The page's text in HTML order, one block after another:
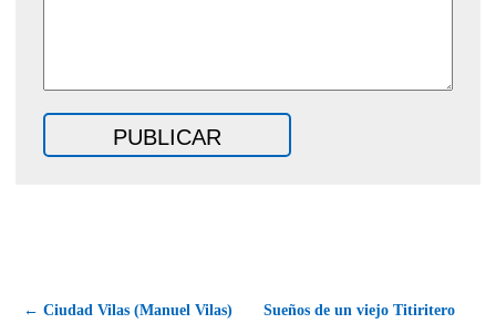
← Ciudad Vilas (Manuel Vilas)
Sueños de un viejo Titiritero